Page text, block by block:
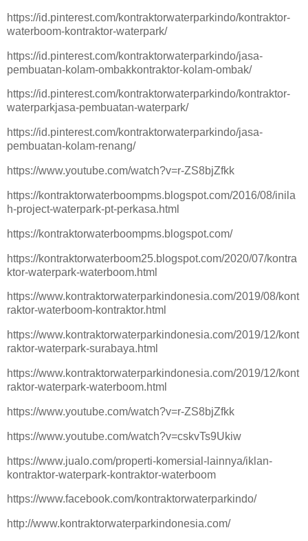
https://id.pinterest.com/kontraktorwaterparkindo/kontraktor-
waterboom-kontraktor-waterpark/
https://id.pinterest.com/kontraktorwaterparkindo/jasa-
pembuatan-kolam-ombakkontraktor-kolam-ombak/
https://id.pinterest.com/kontraktorwaterparkindo/kontraktor-
waterparkjasa-pembuatan-waterpark/
https://id.pinterest.com/kontraktorwaterparkindo/jasa-
pembuatan-kolam-renang/
https://www.youtube.com/watch?v=r-ZS8bjZfkk
https://kontraktorwaterboompms.blogspot.com/2016/08/inila
h-project-waterpark-pt-perkasa.html
https://kontraktorwaterboompms.blogspot.com/
https://kontraktorwaterboom25.blogspot.com/2020/07/kontra
ktor-waterpark-waterboom.html
https://www.kontraktorwaterparkindonesia.com/2019/08/kont
raktor-waterboom-kontraktor.html
https://www.kontraktorwaterparkindonesia.com/2019/12/kont
raktor-waterpark-surabaya.html
https://www.kontraktorwaterparkindonesia.com/2019/12/kont
raktor-waterpark-waterboom.html
https://www.youtube.com/watch?v=r-ZS8bjZfkk
https://www.youtube.com/watch?v=cskvTs9Ukiw
https://www.jualo.com/properti-komersial-lainnya/iklan-
kontraktor-waterpark-kontraktor-waterboom
https://www.facebook.com/kontraktorwaterparkindo/
http://www.kontraktorwaterparkindonesia.com/